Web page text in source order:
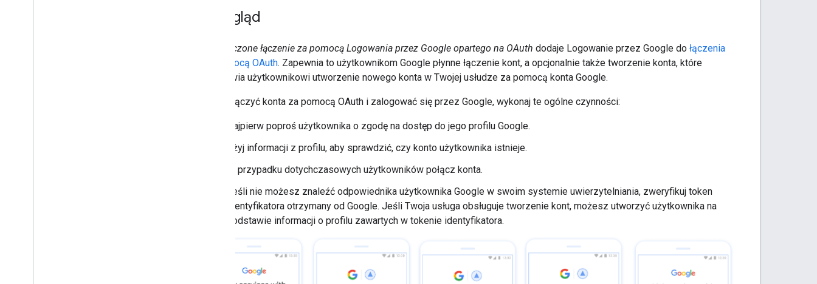
Przegląd
Uproszczone łączenie za pomocą Logowania przez Google opartego na OAuth dodaje Logowanie przez Google do łączenia
za pomocą OAuth. Zapewnia to użytkownikom Google płynne łączenie kont, a opcjonalnie także tworzenie konta, które
umożliwia użytkownikowi utworzenie nowego konta w Twojej usłudze za pomocą konta Google.
Aby połączyć konta za pomocą OAuth i zalogować się przez Google, wykonaj te ogólne czynności:
Najpierw poproś użytkownika o zgodę na dostęp do jego profilu Google.
Użyj informacji z profilu, aby sprawdzić, czy konto użytkownika istnieje.
W przypadku dotychczasowych użytkowników połącz konta.
Jeśli nie możesz znaleźć odpowiednika użytkownika Google w swoim systemie uwierzytelniania, zweryfikuj token
identyfikatora otrzymany od Google. Jeśli Twoja usługa obsługuje tworzenie kont, możesz utworzyć użytkownika na
podstawie informacji o profilu zawartych w tokenie identyfikatora.